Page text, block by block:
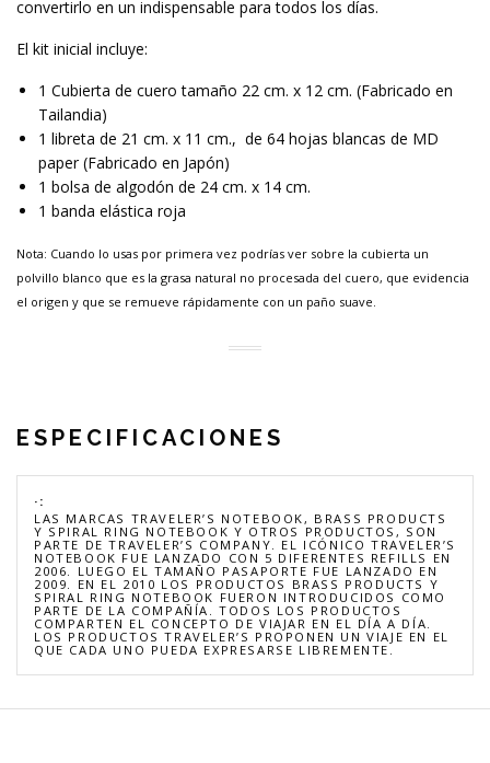
convertirlo en un indispensable para todos los días.
El kit inicial incluye:
1 Cubierta de cuero tamaño 22 cm. x 12 cm. (Fabricado en
Tailandia)
1 libreta de 21 cm. x 11 cm., de 64 hojas blancas de MD
paper (Fabricado en Japón)
1 bolsa de algodón de 24 cm. x 14 cm.
1 banda elástica roja
Nota: Cuando lo usas por primera vez podrías ver sobre la cubierta un
polvillo blanco que es la grasa natural no procesada del cuero, que evidencia
el origen y que se remueve rápidamente con un paño suave.
ESPECIFICACIONES
·:
LAS MARCAS TRAVELER’S NOTEBOOK, BRASS PRODUCTS
Y SPIRAL RING NOTEBOOK Y OTROS PRODUCTOS, SON
PARTE DE TRAVELER’S COMPANY. EL ICÓNICO TRAVELER’S
NOTEBOOK FUE LANZADO CON 5 DIFERENTES REFILLS EN
2006. LUEGO EL TAMAÑO PASAPORTE FUE LANZADO EN
2009. EN EL 2010 LOS PRODUCTOS BRASS PRODUCTS Y
SPIRAL RING NOTEBOOK FUERON INTRODUCIDOS COMO
PARTE DE LA COMPAÑÍA. TODOS LOS PRODUCTOS
COMPARTEN EL CONCEPTO DE VIAJAR EN EL DÍA A DÍA.
LOS PRODUCTOS TRAVELER’S PROPONEN UN VIAJE EN EL
QUE CADA UNO PUEDA EXPRESARSE LIBREMENTE.